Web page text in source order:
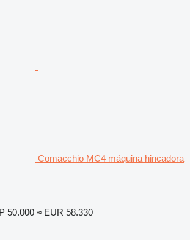
Comacchio MC4 máquina hincadora
50.000 ≈ EUR 58.330